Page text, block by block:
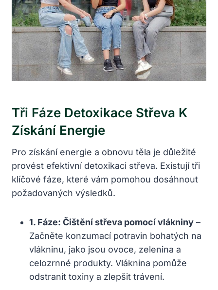
Tři Fáze Detoxikace Střeva K
Získání Energie
Pro získání energie a obnovu těla je důležité
provést efektivní detoxikaci střeva. Existují tři
klíčové fáze, které vám pomohou dosáhnout
požadovaných výsledků.
1. Fáze: Čištění střeva pomocí vlákniny –
Začněte konzumací potravin bohatých na
vlákninu, jako jsou ovoce, zelenina a
celozrnné produkty. Vláknina pomůže
odstranit toxiny a zlepšit trávení.